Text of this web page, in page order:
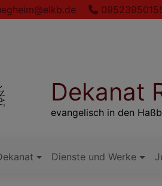
Dekanat
evangelisch in den
Dienste und Werke